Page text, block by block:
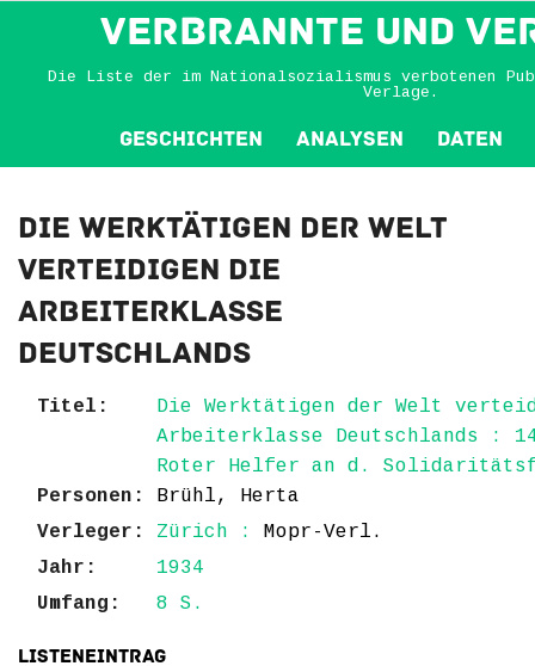
VERBRANNTE und
Die Liste der im Nationalsozialismus verbotenen
Verlage.
Geschichten Analysen Daten
Die Werktätigen der Welt
verteidigen die
Arbeiterklasse
Deutschlands
Titel:
Die Werktätigen der Welt
Arbeiterklasse Deutschlands :
Roter Helfer an d.
Personen:
Brühl, Herta
Verleger:
Zürich : Mopr-Verl.
Jahr:
1934
Umfang:
8 S.
Listeneintrag